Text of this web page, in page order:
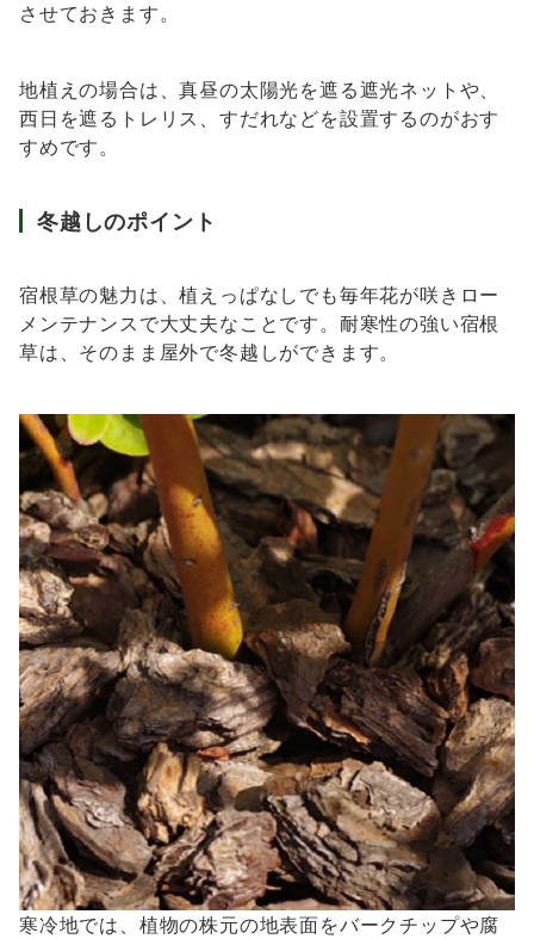
させておきます。
地植えの場合は、真昼の太陽光を遮る遮光ネットや、
西日を遮るトレリス、すだれなどを設置するのがおす
すめです。
冬越しのポイント
宿根草の魅力は、植えっぱなしでも毎年花が咲きロー
メンテナンスで大丈夫なことです。耐寒性の強い宿根
草は、そのまま屋外で冬越しができます。
寒冷地では、植物の株元の地表面をバークチップや腐